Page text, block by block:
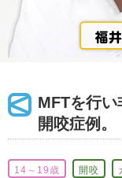
MFTを行
開咬症例。
14～19歳 開咬